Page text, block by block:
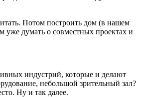
Потом построить дом (в нашем
уже думать о совместных проектах и
индустрий, которые и делают
небольшой зрительный зал?
Ну и так далее.